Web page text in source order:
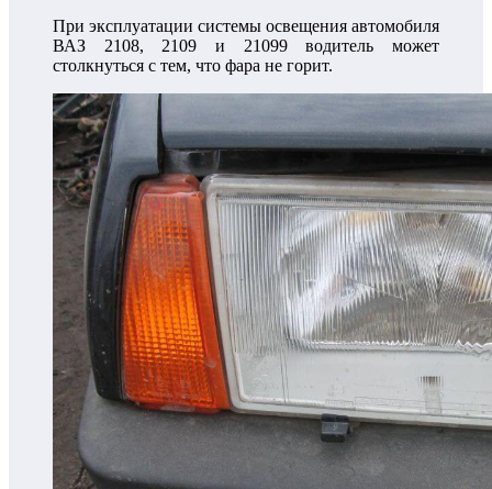
При эксплуатации системы освещения автомобиля
ВАЗ 2108, 2109 и 21099 водитель может
столкнуться с тем, что фара не горит.